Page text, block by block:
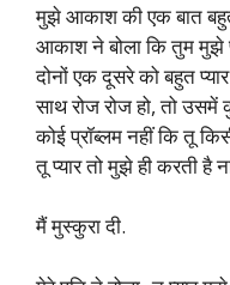
मुझे आकाश की एक बात
आकाश ने बोला कि तुम मुझे
दोनों एक दूसरे को बहुत
साथ रोज रोज हो, तो
कोई प्रॉब्लम नहीं कि तू
तू प्यार तो मुझे ही करती है
मैं मुस्कुरा दी.